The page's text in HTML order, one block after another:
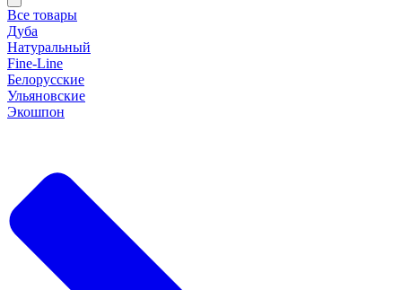
Все товары
Дуба
Натуральный
Fine-Line
Белорусские
Ульяновские
Экошпон